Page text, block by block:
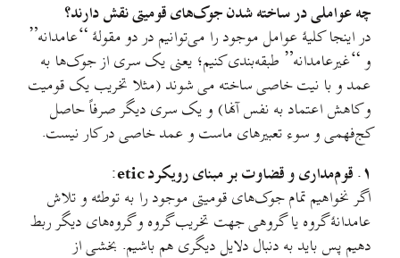
چه عواملی در ساخته شدن جوک‌های قومیتی نقش دارند؟
در اینجا کلیهٔ عوامل موجود را می‌توانیم در دو مقولهٔ “عامدانه”
و “غیرعامدانه” طبقه‌بندی کنیم؛ یعنی یک سری از جوک‌ها به
عمد و با نیت خاصی ساخته می شوند (مثلا تخریب یک قومیت
و کاهش اعتماد به نفس آنها) و یک سری دیگر صرفاً حاصل
کج‌فهمی و سوء تعبیرهای ماست و عمد خاصی در کار نیست.
۱. قوم‌مداری و قضاوت بر مبنای رویکرد etic:
اگر نخواهیم تمام جوک‌های قومیتی موجود را به توطئه و تلاش
عامدانهٔ گروه یا گروهی جهت تخریب گروه و گروه‌های دیگر ربط
دهیم پس باید به دنبال دلایل دیگری هم باشیم. بخشی از